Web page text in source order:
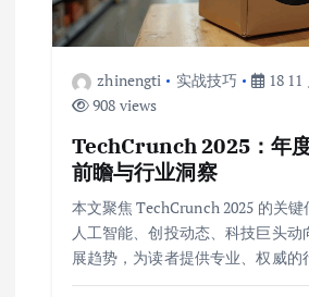
zhinengti 实战技巧
18 11
908 views
TechCrunch 2025：年
前瞻与行业洞察
本文聚焦 TechCrunch 2025 的关
人工智能、创投动态、科技巨头动
展趋势，为读者提供专业、权威的